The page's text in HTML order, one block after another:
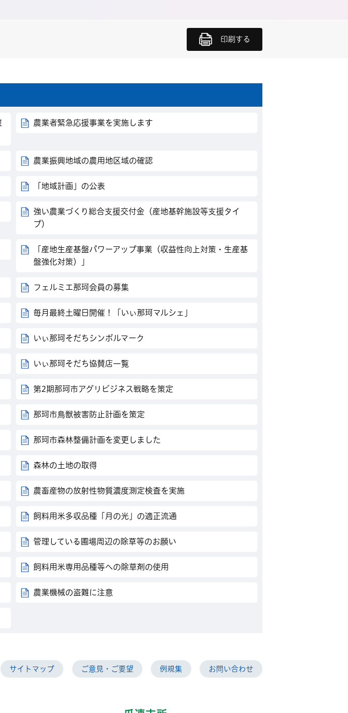
印刷する
農業者緊急応援事業を実施します
農業振興地域の農用地区域の確認
「地域計画」の公表
強い農業づくり総合支援交付金（産地基幹施設等支援タイ
プ）
「産地生産基盤パワーアップ事業（収益性向上対策・生産基
盤強化対策）」
フェルミエ那珂会員の募集
毎月最終土曜日開催！「いぃ那珂マルシェ」
いぃ那珂そだちシンボルマーク
いぃ那珂そだち協賛店一覧
第2期那珂市アグリビジネス戦略を策定
那珂市鳥獣被害防止計画を策定
那珂市森林整備計画を変更しました
森林の土地の取得
農畜産物の放射性物質濃度測定検査を実施
飼料用米多収品種「月の光」の適正流通
管理している圃場周辺の除草等のお願い
飼料用米専用品種等への除草剤の使用
農業機械の盗難に注意
サイトマップ ご意見・ご要望 例規集 お問い合わせ